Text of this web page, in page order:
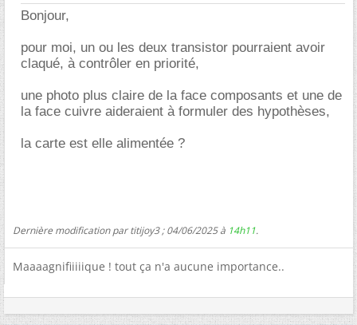
Bonjour,
pour moi, un ou les deux transistor pourraient avoir
claqué, à contrôler en priorité,
une photo plus claire de la face composants et une de
la face cuivre aideraient à formuler des hypothèses,
la carte est elle alimentée ?
Dernière modification par titijoy3 ; 04/06/2025 à 14h11.
Maaaagnifiiiiique ! tout ça n'a aucune importance..